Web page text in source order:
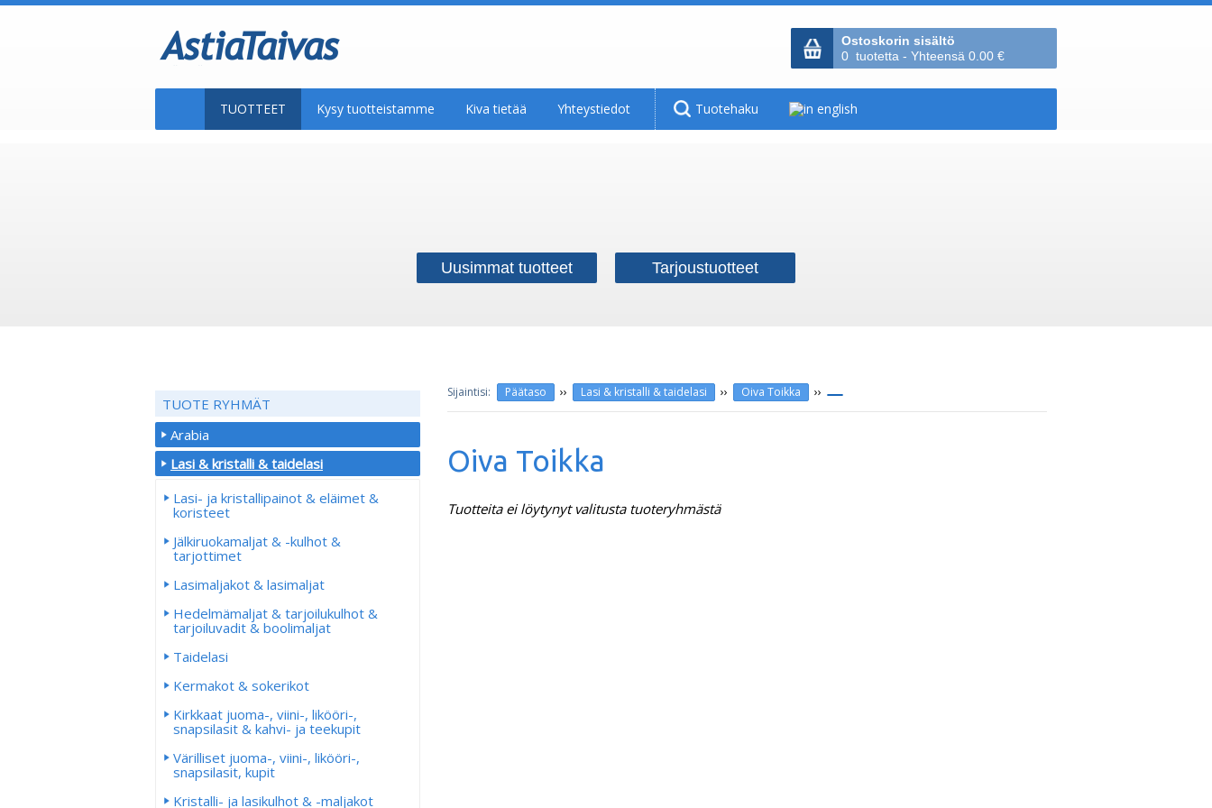
Ostoskorin sisältö
0 tuotetta - Yhteensä 0.00 €
TUOTTEET Kysy tuotteistamme Kiva tietää Yhteystiedot Tuotehaku
Uusimmat tuotteet Tarjoustuotteet
Päätaso ›› Lasi & kristalli & taidelasi ›› Oiva Toikka ››
Oiva Toikka
Tuotteita ei löytynyt valitusta tuoteryhmästä
TUOTE RYHMÄT
Arabia
Lasi & kristalli & taidelasi
Lasi- ja kristallipainot & eläimet &
koristeet
Jälkiruokamaljat & -kulhot &
tarjottimet
Lasimaljakot & lasimaljat
Hedelmämaljat & tarjoilukulhot &
tarjoiluvadit & boolimaljat
Taidelasi
Kermakot & sokerikot
Kirkkaat juoma-, viini-, likööri-,
snapsilasit & kahvi- ja teekupit
Värilliset juoma-, viini-, likööri-,
snapsilasit, kupit
Kristalli- ja lasikulhot & -maljakot